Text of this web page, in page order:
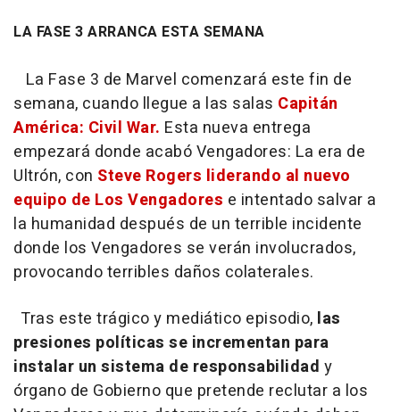
LA FASE 3 ARRANCA ESTA SEMANA
La Fase 3 de Marvel comenzará este fin de
semana, cuando llegue a las salas Capitán
América: Civil War. Esta nueva entrega
empezará donde acabó Vengadores: La era de
Ultrón, con Steve Rogers liderando al nuevo
equipo de Los Vengadores e intentado salvar a
la humanidad después de un terrible incidente
donde los Vengadores se verán involucrados,
provocando terribles daños colaterales.
Tras este trágico y mediático episodio, las
presiones políticas se incrementan para
instalar un sistema de responsabilidad y
órgano de Gobierno que pretende reclutar a los